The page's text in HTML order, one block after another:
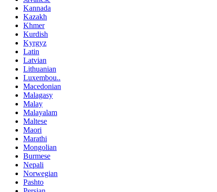
Kannada
Kazakh
Khmer
Kurdish
Kyrgyz
Latin
Latvian
Lithuanian
Luxembou..
Macedonian
Malagasy
Malay
Malayalam
Maltese
Maori
Marathi
Mongolian
Burmese
Nepali
Norwegian
Pashto